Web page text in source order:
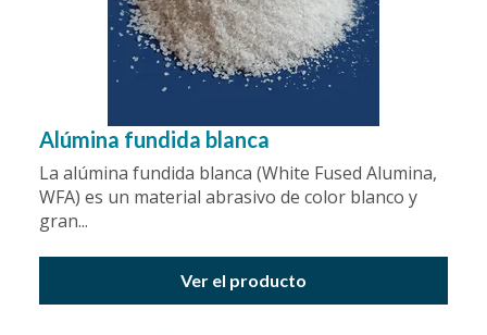
Alúmina fundida blanca
La alúmina fundida blanca (White Fused Alumina,
WFA) es un material abrasivo de color blanco y
gran...
Ver el producto